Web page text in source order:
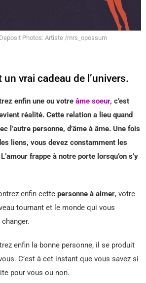
Photos: Artiste /mrs_opossum
vrai cadeau de l’univers.
enfin une ou votre âme soeur, c’est
réalité. Cette relation a lieu quand
l’autre personne, d’âme à âme. Une fois
liens, vous devez constamment les
frappe à notre porte lorsqu’on s’y
enfin cette personne à aimer, votre
tournant et le monde qui vous
enfin la bonne personne, il se produit
C’est à cet instant que vous savez si
pour vous ou non.